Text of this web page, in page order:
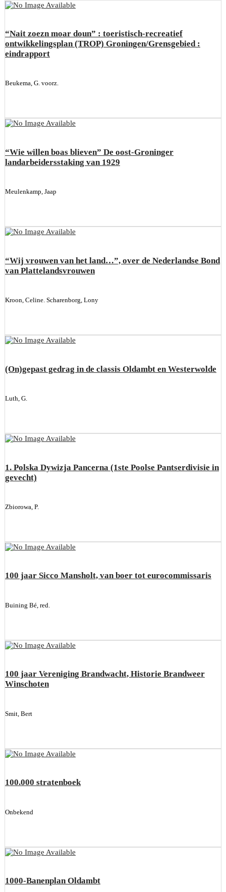
“Nait zoezn moar doun” : toeristisch-recreatief
ontwikkelingsplan (TROP) Groningen/Grensgebied :
eindrapport
Beukema, G. voorz.
“Wie willen boas blieven” De oost-Groninger
landarbeidersstaking van 1929
Meulenkamp, Jaap
“Wij vrouwen van het land…”, over de Nederlandse Bond
van Plattelandsvrouwen
Kroon, Celine. Scharenborg, Lony
(On)gepast gedrag in de classis Oldambt en Westerwolde
Luth, G.
1. Polska Dywizja Pancerna (1ste Poolse Pantserdivisie in
gevecht)
Zbiorowa, P.
100 jaar Sicco Mansholt, van boer tot eurocommissaris
Buining Bé, red.
100 jaar Vereniging Brandwacht, Historie Brandweer
Winschoten
Smit, Bert
100.000 stratenboek
Onbekend
1000-Banenplan Oldambt